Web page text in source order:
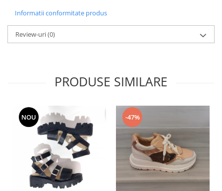
Informatii conformitate produs
Review-uri(0)
PRODUSE SIMILARE
NOU -47%